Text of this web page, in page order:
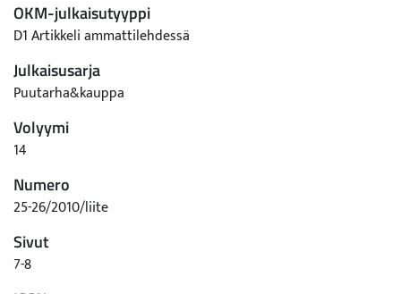
OKM-julkaisutyyppi
D1 Artikkeli ammattilehdessä
Julkaisusarja
Puutarha&kauppa
Volyymi
14
Numero
25-26/2010/liite
Sivut
7-8